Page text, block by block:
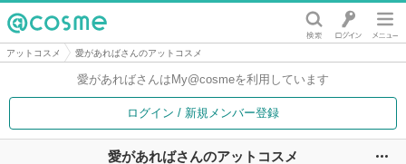
@cosme
アットコスメ 愛があればさんのアットコスメ
愛があればさんは My@cosmeを利用しています
ログイン / 新規メンバー登録
愛があればさんのアットコスメ